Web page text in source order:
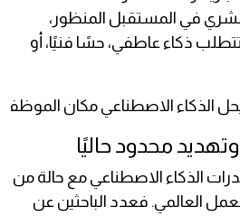
في المستقبل المنظور،
ذكاء عاطفي، حسًا فنيًا، أو
محدود حاليًا
الذكاء الاصطناعي مع حالة من
العالمي. فعدد الباحثين عن